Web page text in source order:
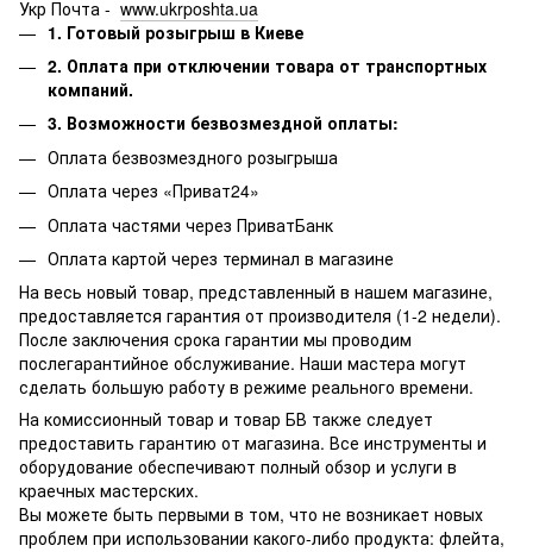
Укр Почта - www.ukrposhta.ua
1. Готовый розыгрыш в Киеве
2. Оплата при отключении товара от транспортных
компаний.
3. Возможности безвозмездной оплаты:
Оплата безвозмездного розыгрыша
Оплата через «Приват24»
Оплата частями через ПриватБанк
Оплата картой через терминал в магазине
На весь новый товар, представленный в нашем магазине,
предоставляется гарантия от производителя (1-2 недели).
После заключения срока гарантии мы проводим
послегарантийное обслуживание. Наши мастера могут
сделать большую работу в режиме реального времени.
На комиссионный товар и товар БВ также следует
предоставить гарантию от магазина. Все инструменты и
оборудование обеспечивают полный обзор и услуги в
краечных мастерских.
Вы можете быть первыми в том, что не возникает новых
проблем при использовании какого-либо продукта: флейта,